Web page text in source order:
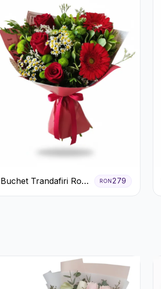
Buchet Trandafiri Roșii
Gerbera și Verdeață
RON279